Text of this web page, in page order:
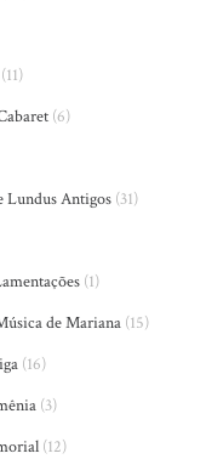
(11)
(6)
Lundus Antigos (31)
(1)
de Mariana (15)
(16)
(3)
(12)